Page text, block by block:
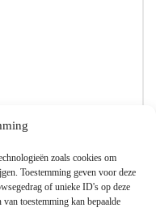
zoals cookies om
Toestemming geven voor deze
of unieke ID's op deze
toestemming kan bepaalde